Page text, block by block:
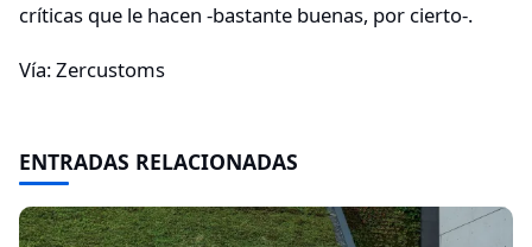
críticas que le hacen -bastante buenas, por cierto-.
Vía: Zercustoms
ENTRADAS RELACIONADAS